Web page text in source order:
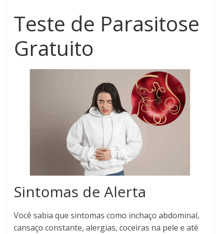
Teste de Parasitose
Gratuito
Sintomas de Alerta
Você sabia que sintomas como inchaço abdominal,
cansaço constante, alergias, coceiras na pele e até